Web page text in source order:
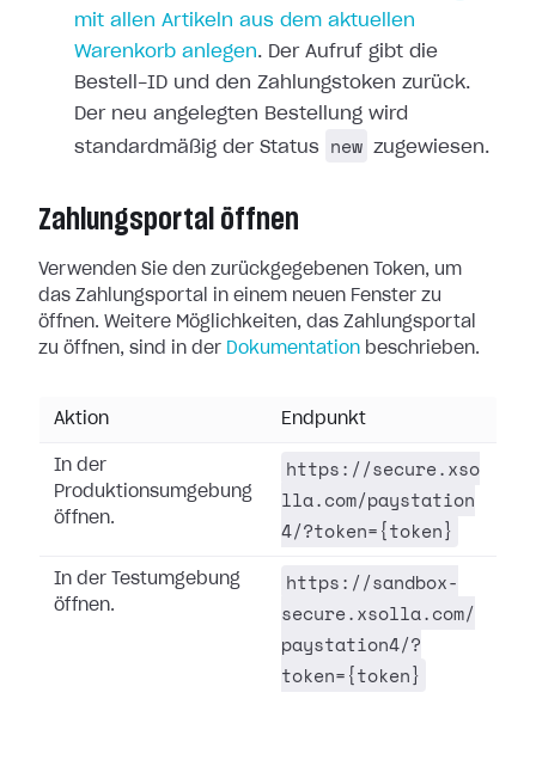
mit allen Artikeln aus dem aktuellen
Warenkorb anlegen. Der Aufruf gibt die
Bestell-ID und den Zahlungstoken zurück.
Der neu angelegten Bestellung wird
standardmäßig der Status
new zugewiesen.
Zahlungsportal öffnen
Verwenden Sie den zurückgegebenen Token, um
das Zahlungsportal in einem neuen Fenster zu
öffnen. Weitere Möglichkeiten, das Zahlungsportal
zu öffnen, sind in der Dokumentation beschrieben.
Aktion Endpunkt
In der
Produktionsumgebung
öffnen.
https://secure.xso
lla.com/paystation
4/?token={token}
In der Testumgebung
öffnen.
https://sandbox-
secure.xsolla.com/
paystation4/?
token={token}